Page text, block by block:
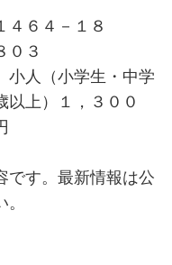
４６４－１８
０３
小人（小学生・中学
以上）１，３００
す。最新情報は公